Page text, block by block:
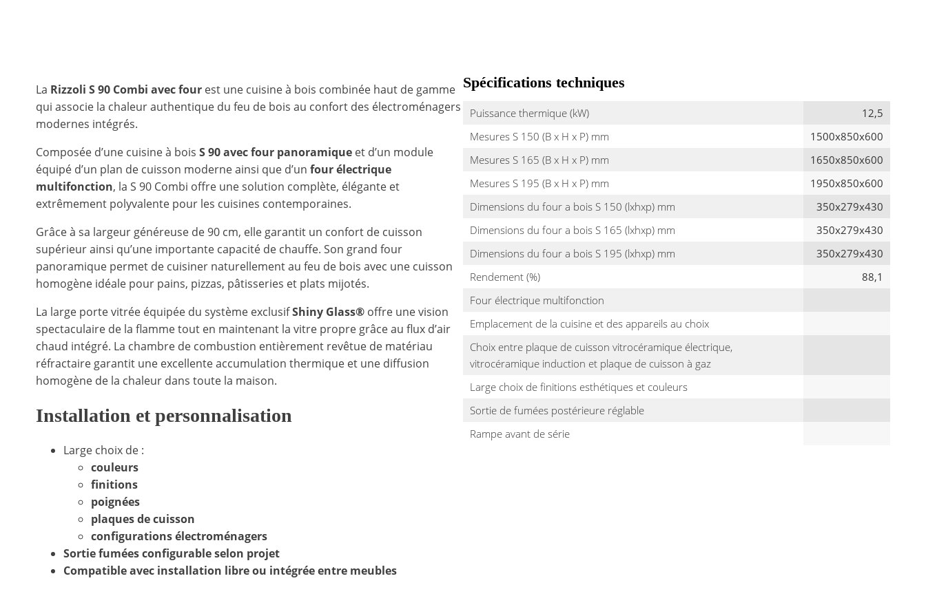
La Rizzoli S 90 Combi avec four est une cuisine à bois combinée haut de gamme
qui associe la chaleur authentique du feu de bois au confort des électroménagers
modernes intégrés.
Composée d’une cuisine à bois S 90avec four panoramique et d’un module
équipé d’un plan de cuisson moderne ainsi que d’un four électrique
multifonction, la S 90 Combi offre une solution complète, élégante et
extrêmement polyvalente pour les cuisines contemporaines.
Grâce à sa largeur généreuse de 90 cm, elle garantit un confort de cuisson
supérieur ainsi qu’une importante capacité de chauffe. Son grand four
panoramique permet de cuisiner naturellement au feu de bois avec une cuisson
homogène idéale pour pains, pizzas, pâtisseries et plats mijotés.
La large porte vitrée équipée du système exclusifShiny Glass® offre une vision
spectaculaire de la flamme tout en maintenant la vitre propre grâce au flux d’air
chaud intégré. La chambre de combustion entièrement revêtue de matériau
réfractaire garantit une excellente accumulation thermique et une diffusion
homogène de la chaleur dans toute la maison.
Installation et personnalisation
Large choix de :
couleurs
finitions
poignées
plaques de cuisson
configurations électroménagers
Sortie fumées configurable selon projet
Compatible avec installation libre ou intégrée entre meubles
Spécifications techniques
Puissance thermique (kW)
12,5
Mesures S 150 (B x H x P) mm
1500x850x600
Mesures S 165 (B x H x P) mm
1650x850x600
Mesures S 195 (B x H x P) mm
1950x850x600
Dimensions du four a bois S 150 (lxhxp) mm
350x279x430
Dimensions du four a bois S 165 (lxhxp) mm
350x279x430
Dimensions du four a bois S 195 (lxhxp) mm
350x279x430
Rendement (%)
88,1
Four électrique multifonction
Emplacement de la cuisine et des appareils au choix
Choix entre plaque de cuisson vitrocéramique électrique,
vitrocéramique induction et plaque de cuisson à gaz
Large choix de finitions esthétiques et couleurs
Sortie de fumées postérieure réglable
Rampe avant de série